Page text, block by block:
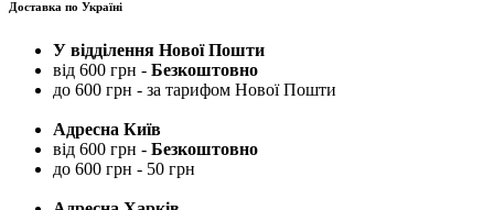
Доставка по Україні
У відділення Нової Пошти
від 600 грн - Безкоштовно
до 600 грн - за тарифом Нової Пошти
Адресна Київ
від 600 грн - Безкоштовно
до 600 грн - 50 грн